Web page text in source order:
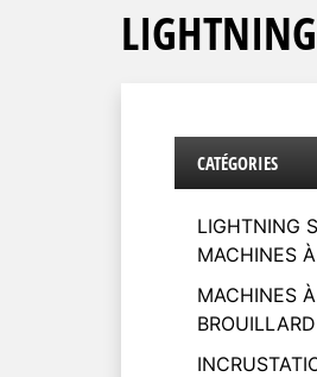
CATÉGORIES
LIGHTNING
MACHINES
MACHINES À